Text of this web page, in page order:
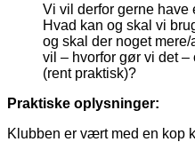
Vi vil derfor gerne have
Hvad kan og skal vi
og skal der noget
vil – hvorfor gør vi det
(rent praktisk)?
Praktiske oplysninger:
Klubben er vært med en kop